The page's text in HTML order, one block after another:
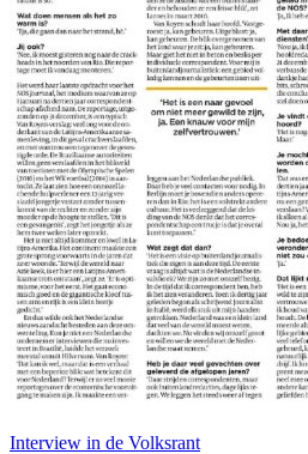
Interview in de Volksrant